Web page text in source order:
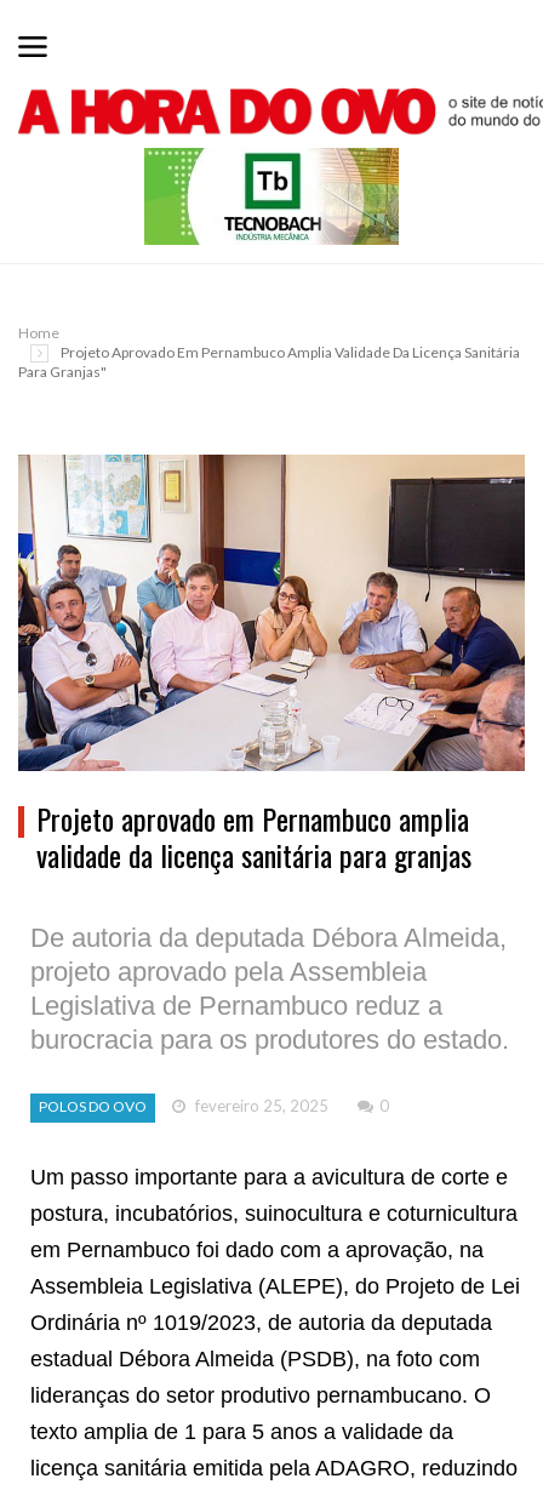
Home
Projeto Aprovado Em Pernambuco Amplia Validade Da Licença Sanitária
Para Granjas"
Projeto aprovado em Pernambuco amplia
validade da licença sanitária para granjas
De autoria da deputada Débora Almeida,
projeto aprovado pela Assembleia
Legislativa de Pernambuco reduz a
burocracia para os produtores do estado.
POLOS DO OVO fevereiro 25, 2025 0
Um passo importante para a avicultura de corte e
postura, incubatórios, suinocultura e coturnicultura
em Pernambuco foi dado com a aprovação, na
Assembleia Legislativa (ALEPE), do Projeto de Lei
Ordinária nº 1019/2023, de autoria da deputada
estadual Débora Almeida (PSDB), na foto com
lideranças do setor produtivo pernambucano. O
texto amplia de 1 para 5 anos a validade da
licença sanitária emitida pela ADAGRO, reduzindo